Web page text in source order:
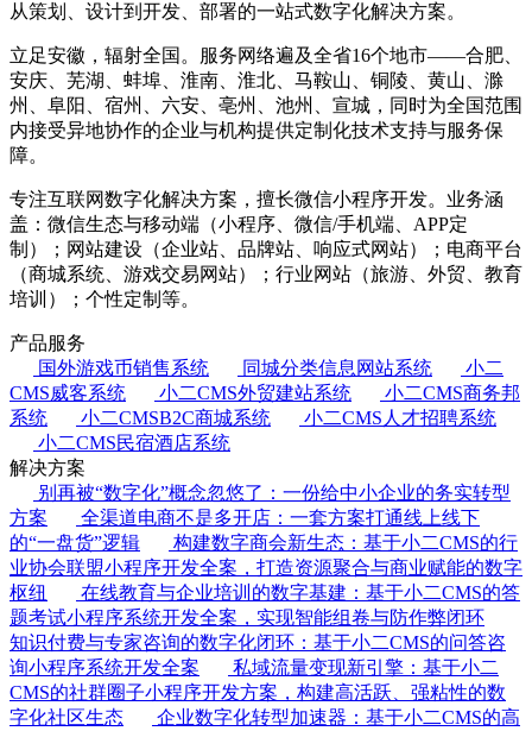
从策划、设计到开发、部署的一站式数字化解决方案。
立足安徽，辐射全国。服务网络遍及全省16个地市——合肥、
安庆、芜湖、蚌埠、淮南、淮北、马鞍山、铜陵、黄山、滁
州、阜阳、宿州、六安、亳州、池州、宣城，同时为全国范围
内接受异地协作的企业与机构提供定制化技术支持与服务保
障。
专注互联网数字化解决方案，擅长微信小程序开发。业务涵
盖：微信生态与移动端（小程序、微信/手机端、APP定
制）；网站建设（企业站、品牌站、响应式网站）；电商平台
（商城系统、游戏交易网站）；行业网站（旅游、外贸、教育
培训）；个性定制等。
产品服务
国外游戏币销售系统
同城分类信息网站系统
小二
CMS威客系统
小二CMS外贸建站系统
小二CMS商务邦
系统
小二CMSB2C商城系统
小二CMS人才招聘系统
小二CMS民宿酒店系统
解决方案
别再被“数字化”概念忽悠了：一份给中小企业的务实转型
方案
全渠道电商不是多开店：一套方案打通线上线下
的“一盘货”逻辑
构建数字商会新生态：基于小二CMS的行
业协会联盟小程序开发全案，打造资源聚合与商业赋能的数字
枢纽
在线教育与企业培训的数字基建：基于小二CMS的答
题考试小程序系统开发全案，实现智能组卷与防作弊闭环
知识付费与专家咨询的数字化闭环：基于小二CMS的问答咨
询小程序系统开发全案
私域流量变现新引擎：基于小二
CMS的社群圈子小程序开发方案，构建高活跃、强粘性的数
字化社区生态
企业数字化转型加速器：基于小二CMS的高